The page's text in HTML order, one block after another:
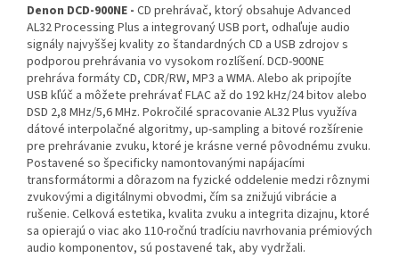
Denon DCD-900NE - CD prehrávač, ktorý obsahuje Advanced
AL32 Processing Plus a integrovaný USB port, odhaľuje audio
signály najvyššej kvality zo štandardných CD a USB zdrojov s
podporou prehrávania vo vysokom rozlíšení. DCD-900NE
prehráva formáty CD, CDR/RW, MP3 a WMA. Alebo ak pripojíte
USB kľúč a môžete prehrávať FLAC až do 192 kHz/24 bitov alebo
DSD 2,8 MHz/5,6 MHz. Pokročilé spracovanie AL32 Plus využíva
dátové interpolačné algoritmy, up-sampling a bitové rozšírenie
pre prehrávanie zvuku, ktoré je krásne verné pôvodnému zvuku.
Postavené so špecificky namontovanými napájacími
transformátormi a dôrazom na fyzické oddelenie medzi rôznymi
zvukovými a digitálnymi obvodmi, čím sa znižujú vibrácie a
rušenie. Celková estetika, kvalita zvuku a integrita dizajnu, ktoré
sa opierajú o viac ako 110-ročnú tradíciu navrhovania prémiových
audio komponentov, sú postavené tak, aby vydržali.